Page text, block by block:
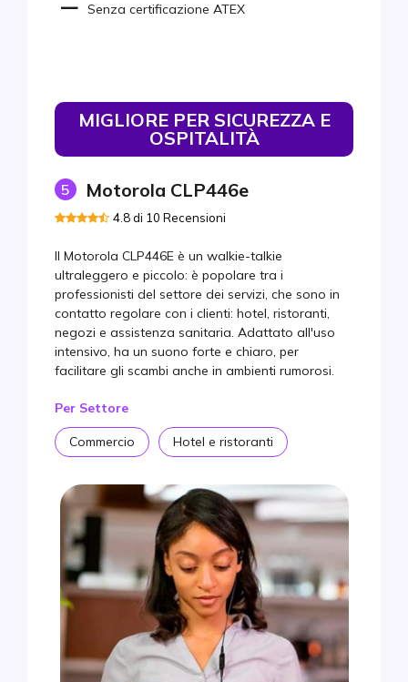
Senza certificazione ATEX
MIGLIORE PER SICUREZZA E
OSPITALITÀ
5 Motorola CLP446e
4.8 di 10 Recensioni
Il Motorola CLP446E è un walkie-talkie
ultraleggero e piccolo: è popolare tra i
professionisti del settore dei servizi, che sono in
contatto regolare con i clienti: hotel, ristoranti,
negozi e assistenza sanitaria. Adattato all'uso
intensivo, ha un suono forte e chiaro, per
facilitare gli scambi anche in ambienti rumorosi.
Per Settore
Commercio Hotel e ristoranti